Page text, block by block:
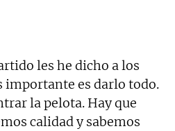
les he dicho a los
importante es darlo todo.
la pelota. Hay que
calidad y sabemos